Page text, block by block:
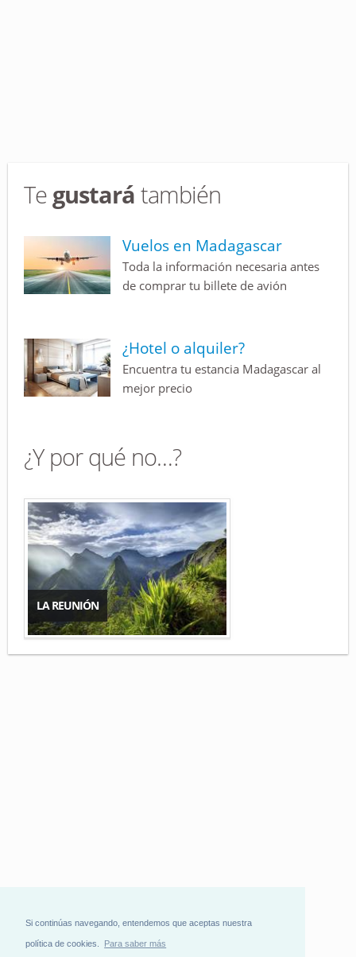
Si continúas navegando, entendemos que aceptas nuestra
política de cookies. Para saber más
Te gustará también
Vuelos en Madagascar
Toda la información necesaria antes
de comprar tu billete de avión
¿Hotel o alquiler?
Encuentra tu estancia Madagascar al
mejor precio
¿Y por qué no…?
LA REUNIÓN